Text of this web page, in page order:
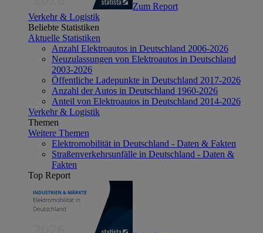
Zum Report
Verkehr & Logistik
Beliebte Statistiken
Aktuelle Statistiken
Anzahl Elektroautos in Deutschland 2006-2026
Neuzulassungen von Elektroautos in Deutschland
2003-2026
Öffentliche Ladepunkte in Deutschland 2017-2026
Anzahl der Autos in Deutschland 1960-2026
Anteil von Elektroautos in Deutschland 2014-2026
Verkehr & Logistik
Themen
Weitere Themen
Elektromobilität in Deutschland - Daten & Fakten
Straßenverkehrsunfälle in Deutschland - Daten &
Fakten
Top Report